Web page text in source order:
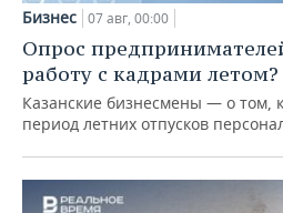
Бизнес 07 авг, 00:00
Опрос
работу с кадрами летом?
Казанские бизнесмены — о том,
период летних отпусков